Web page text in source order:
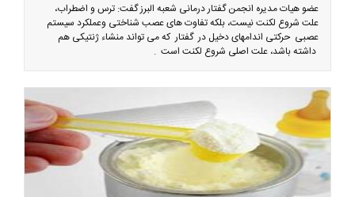
عضو هیات مدیره انجمن گفتار درمانی شعبه البرز گفت: ترس و اضطراب،
علت شروع لکنت نیست، بلکه تفاوت های عصب شناختی وعملکرد سیستم
عصبی حرکتی اندامهای دخیل در گفتار که می تواند منشاء ژنتیکی هم
داشته باشد، علت اصلی شروع لکنت است .